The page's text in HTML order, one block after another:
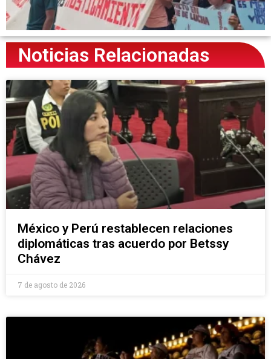
Noticias Relacionadas
México y Perú restablecen relaciones
diplomáticas tras acuerdo por Betssy
Chávez
7 de agosto de 2026